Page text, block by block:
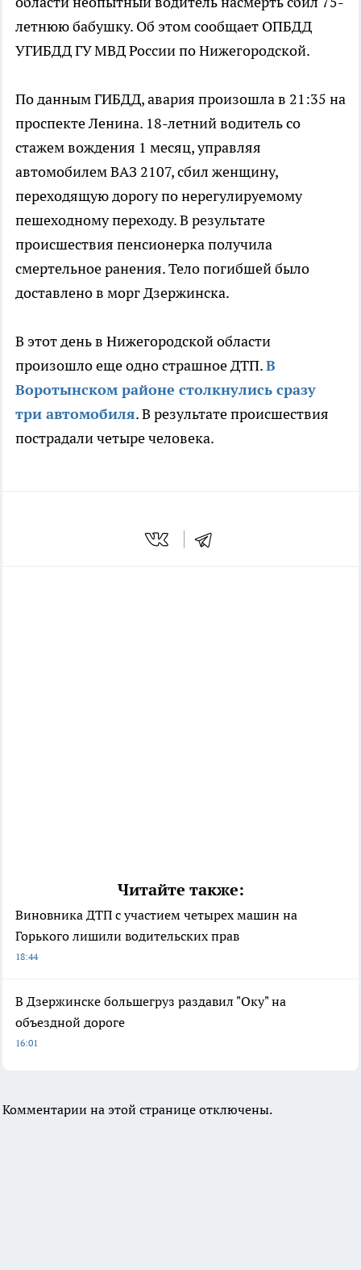
летнюю бабушку. Об этом сообщает ОПБДД
УГИБДД ГУ МВД России по Нижегородской.
По данным ГИБДД, авария произошла в 21:35 на
проспекте Ленина. 18-летний водитель со
стажем вождения 1 месяц, управляя
автомобилем ВАЗ 2107, сбил женщину,
переходящую дорогу по нерегулируемому
пешеходному переходу. В результате
происшествия пенсионерка получила
смертельное ранения. Тело погибшей было
доставлено в морг Дзержинска.
В этот день в Нижегородской области
произошло еще одно страшное ДТП.В
Воротынском районе столкнулись сразу
три автомобиля. В результате происшествия
пострадали четыре человека.
Читайте также:
Виновника ДТП с участием четырех машин на
Горького лишили водительских прав
18:44
В Дзержинске большегруз раздавил "Оку" на
объездной дороге
16:01
Комментарии на этой странице отключены.